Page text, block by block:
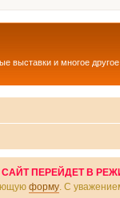
выставки и многое
ПЕРЕЙДЕТ В
форму . С